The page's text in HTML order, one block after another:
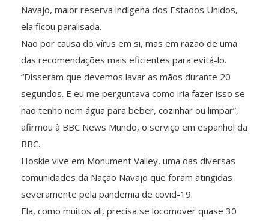
Navajo, maior reserva indígena dos Estados Unidos,
ela ficou paralisada.
Não por causa do vírus em si, mas em razão de uma
das recomendações mais eficientes para evitá-lo.
“Disseram que devemos lavar as mãos durante 20
segundos. E eu me perguntava como iria fazer isso se
não tenho nem água para beber, cozinhar ou limpar”,
afirmou à BBC News Mundo, o serviço em espanhol da
BBC.
Hoskie vive em Monument Valley, uma das diversas
comunidades da Nação Navajo que foram atingidas
severamente pela pandemia de covid-19.
Ela, como muitos ali, precisa se locomover quase 30